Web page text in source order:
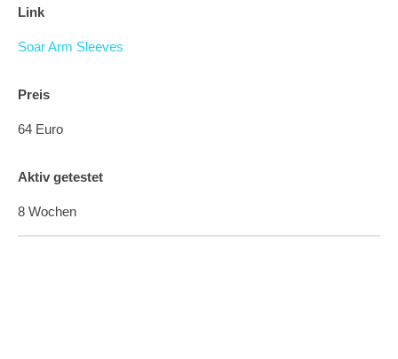
Link
Soar Arm Sleeves
Preis
64 Euro
Aktiv getestet
8 Wochen